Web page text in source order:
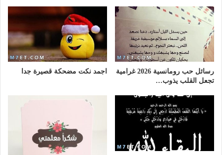
رسائل حب رومانسية 2026 غرامية
تجعل القلب يذوب…
اجمد نكت مضحكة قصيرة جدا